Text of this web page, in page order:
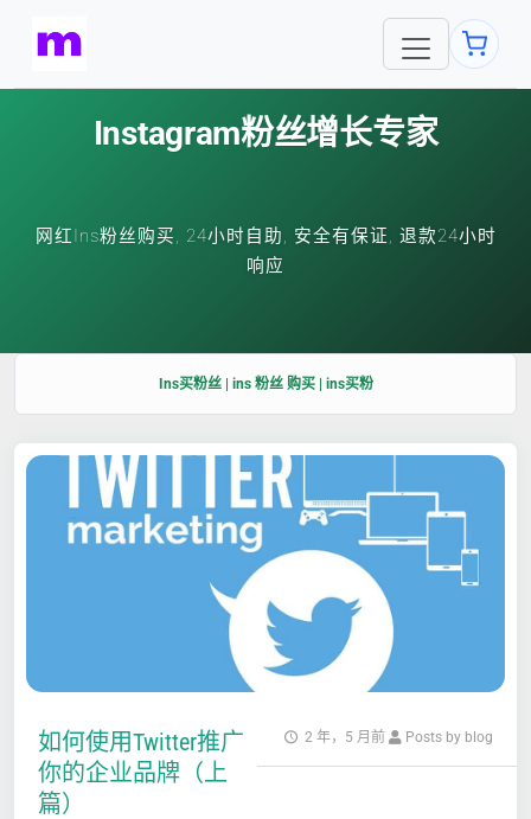
Instagram粉丝增长专家
网红Ins粉丝购买, 24小时自助, 安全有保证, 退款24小时
响应
Ins买粉丝 | ins 粉丝 购买 | ins买粉
2 年，5 月前 Posts by blog
如何使用Twitter推广
你的企业品牌（上
篇）